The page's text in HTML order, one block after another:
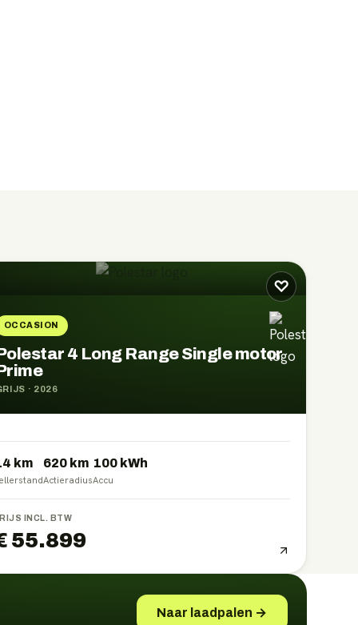
♡
OCCASION
4 Long Range Single motor
· 2026
km 620km
Actieradius
100kWh
Accu
INCL. BTW
55.899
Naar laadpalen →